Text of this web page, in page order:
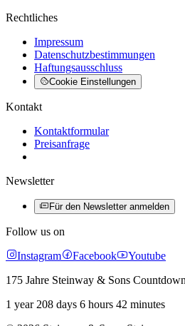
Rechtliches
Impressum
Datenschutzbestimmungen
Haftungsausschluss
Cookie Einstellungen
Kontakt
Kontaktformular
Preisanfrage
Newsletter
Für den Newsletter anmelden
Follow us on
Instagram
Facebook
Youtube
175 Jahre Steinway & Sons
1 year 208 days 6 hours 42 minutes